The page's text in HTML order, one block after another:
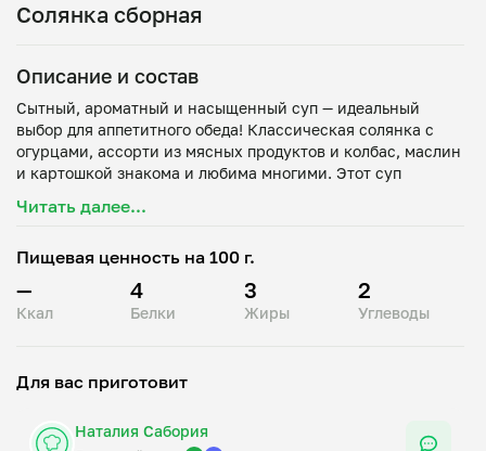
Солянка сборная
Описание и состав
Сытный, ароматный и насыщенный суп — идеальный
выбор для аппетитного обеда! Классическая солянка с
огурцами, ассорти из мясных продуктов и колбас, маслин
и картошкой знакома и любима многими. Этот суп
Состав: картошка, маринованные огурцы, набор мясных и
Читать далее...
Пищевая ценность на 100 г.
—
Ккал
4
Белки
3
Жиры
2
Углеводы
Для вас приготовит
Наталия Сабория